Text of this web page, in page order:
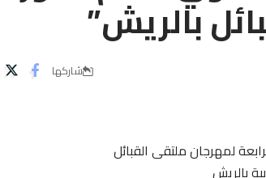
بالريش”
شاركها
لمهرجان ملتقى القبائل
بالريش